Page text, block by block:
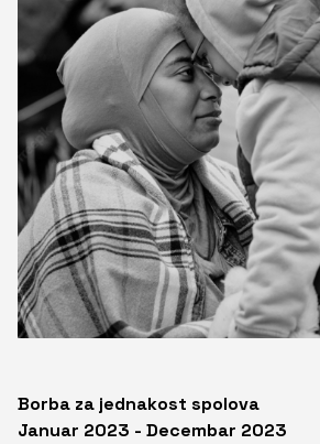
Borba za jednakost spolova
Januar 2023 - Decembar 2023